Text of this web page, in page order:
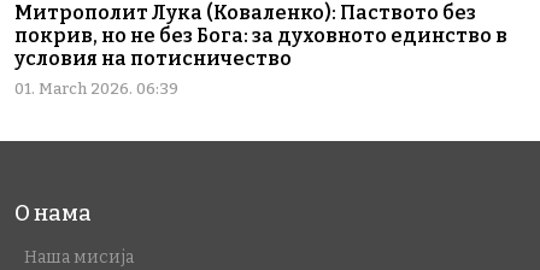
Митрополит Лука (Коваленко): Паството без
покрив, но не без Бога: за духовното единство в
условия на потисничество
01. March 2026. 06:39
О нама
Наша мисија